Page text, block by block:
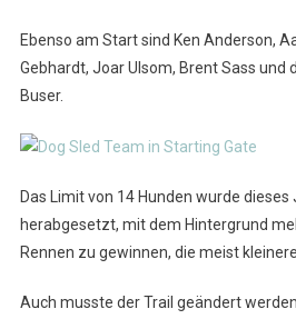
Ebenso am Start sind Ken Anderson,
Gebhardt, Joar Ulsom, Brent Sass und
Buser.
Das Limit von 14 Hunden wurde
herabgesetzt, mit dem Hintergrund
Rennen zu gewinnen, die meist
Auch musste der Trail geändert